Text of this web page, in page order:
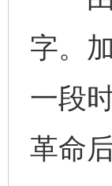
字。
一段
革命